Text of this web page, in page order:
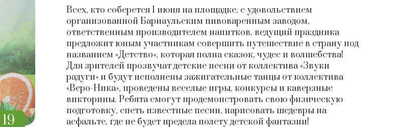
19
Всех, кто соберется 1 июня на площадке, с удовольствием
организованной Барнаульским пивоваренным заводом,
ответственным производителем напитков, ведущий праздника
предложит юным участникам совершить путешествие в страну под
названием «Детство», которая полна сказок, чудес и волшебства!
Для зрителей прозвучат детские песни от коллектива «Звуки
радуги» и будут исполнены зажигательные танцы от коллектива
«Веро-Ника», проведены веселые игры, конкурсы и каверзные
викторины. Ребята смогут продемонстровать свою физическую
подготовку, спеть известные песни, нарисовать шедевры на
асфальте, где не будет предела полету детской фантазии!